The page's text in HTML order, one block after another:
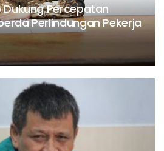
Percepatan
Perlindungan Pekerja